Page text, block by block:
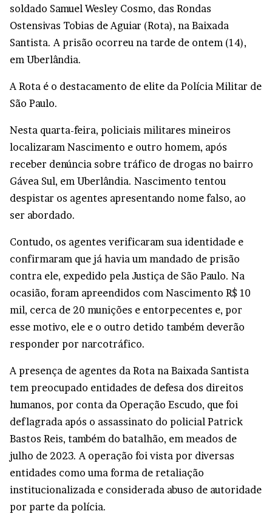
soldado Samuel Wesley Cosmo, das Rondas
Ostensivas Tobias de Aguiar (Rota), na Baixada
Santista. A prisão ocorreu na tarde de ontem (14),
em Uberlândia.
A Rota é o destacamento de elite da Polícia Militar de
São Paulo.
Nesta quarta-feira, policiais militares mineiros
localizaram Nascimento e outro homem, após
receber denúncia sobre tráfico de drogas no bairro
Gávea Sul, em Uberlândia. Nascimento tentou
despistar os agentes apresentando nome falso, ao
ser abordado.
Contudo, os agentes verificaram sua identidade e
confirmaram que já havia um mandado de prisão
contra ele, expedido pela Justiça de São Paulo. Na
ocasião, foram apreendidos com Nascimento R$ 10
mil, cerca de 20 munições e entorpecentes e, por
esse motivo, ele e o outro detido também deverão
responder por narcotráfico.
A presença de agentes da Rota na Baixada Santista
tem preocupado entidades de defesa dos direitos
humanos, por conta da Operação Escudo, que foi
deflagrada após o assassinato do policial Patrick
Bastos Reis, também do batalhão, em meados de
julho de 2023. A operação foi vista por diversas
entidades como uma forma de retaliação
institucionalizada e considerada abuso de autoridade
por parte da polícia.